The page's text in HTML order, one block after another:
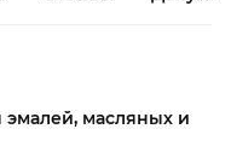
эмалей, масляных и